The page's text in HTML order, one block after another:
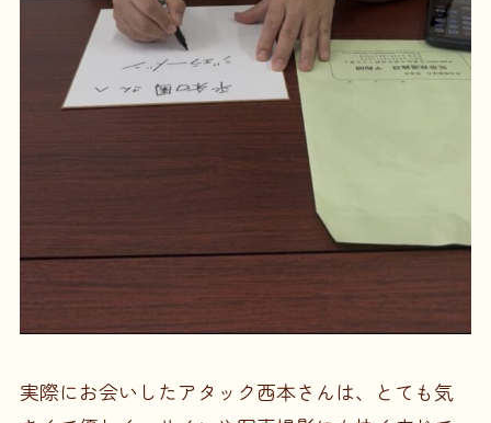
実際にお会いしたアタック西本さんは、とても気